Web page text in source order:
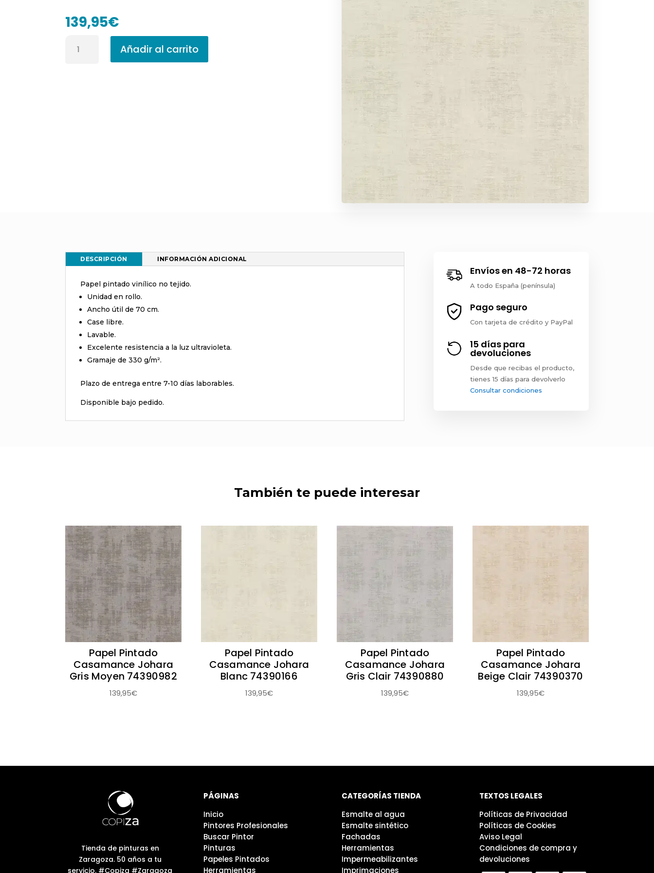
139,95€
Pintado
Casamance
Añadir al carrito
DESCRIPCIÓN INFORMACIÓN ADICIONAL
Papel pintado vinílico no tejido.
Unidad en rollo.
Ancho útil de 70 cm.
Case libre.
Lavable.
Excelente resistencia a la luz ultravioleta.
Gramaje de 330 g/m².
Plazo de entrega entre 7-10 días laborables.
Disponible bajo pedido.
Envíos en 48-72 horas
A todo España (península)
Pago seguro
Con tarjeta de crédito y PayPal
15 días para
devoluciones
Desde que recibas el producto,
tienes 15 días para devolverlo
Consultar condiciones
También te puede interesar
Papel Pintado
Casamance Johara
Gris Moyen 74390982
139,95€
Papel Pintado
Casamance Johara
Blanc 74390166
139,95€
Papel Pintado
Casamance Johara
Gris Clair 74390880
139,95€
Papel Pintado
Casamance Johara
Beige Clair 74390370
139,95€
Tienda de pinturas en
Zaragoza. 50 años a tu
servicio. #Copiza #Zaragoza
PÁGINAS
Inicio
Pintores Profesionales
Buscar Pintor
Pinturas
Papeles Pintados
Herramientas
CATEGORÍAS TIENDA
Esmalte al agua
Esmalte sintético
Fachadas
Herramientas
Impermeabilizantes
Imprimaciones
TEXTOS LEGALES
Políticas de Privacidad
Políticas de Cookies
Aviso Legal
Condiciones de compra y
devoluciones